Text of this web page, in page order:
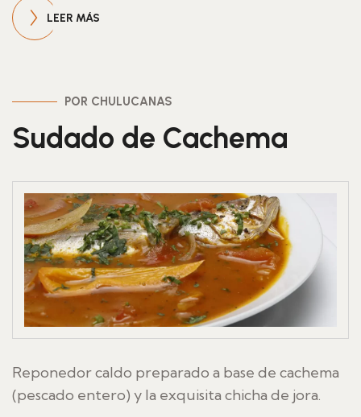
LEER MÁS
POR CHULUCANAS
Sudado de Cachema
Reponedor caldo preparado a base de cachema
(pescado entero) y la exquisita chicha de jora.